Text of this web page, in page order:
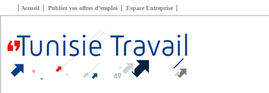
Accueil Publiez vos offres d’emploi Espace Entreprise